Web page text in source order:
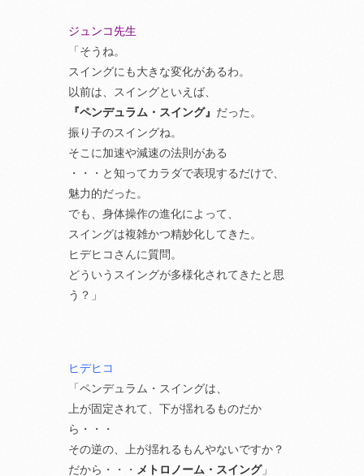
ジュンコ先生
「そうね。
スイングにも大きな変化があるわ。
以前は、スイングといえば、
『ペンデュラム・スイング』 だった。
振り子のスイングね。
そこに加速や減速の法則がある
・・・と知ってカラダで表現するだけで、
魅力的だった。
でも、身体操作の進化によって、
スイングは複雑かつ精妙化してきた。
ヒデヒコさんに質問。
どういうスイングが多様化されてきたと思
う？」
ヒデヒコ
「ペンデュラム・スイングは、
上が固定されて、下が揺れるものだか
ら・・・
その逆の、上が揺れるもんやないですか？
だから・・・ メトロノーム・スイング」